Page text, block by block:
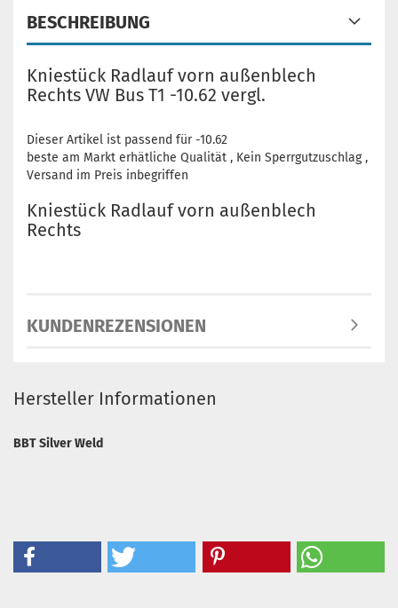
BESCHREIBUNG
Kniestück Radlauf vorn außenblech
Rechts VW Bus T1 -10.62 vergl.
Dieser Artikel ist passend für -10.62
beste am Markt erhätliche Qualität , Kein Sperrgutzuschlag ,
Versand im Preis inbegriffen
Kniestück Radlauf vorn außenblech
Rechts
KUNDENREZENSIONEN
Hersteller Informationen
BBT Silver Weld